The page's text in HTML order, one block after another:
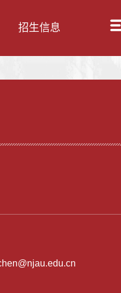
招生信息